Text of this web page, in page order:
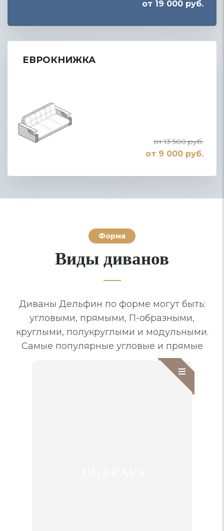
от 19 000 руб.
ЕВРОКНИЖКА
от 13 500 руб.
от 9 000 руб.
Форма
Виды диванов
Диваны Дельфин по форме могут быть:
угловыми, прямыми, П-образными,
круглыми, полукруглыми и модульными.
Самые популярные угловые и прямые